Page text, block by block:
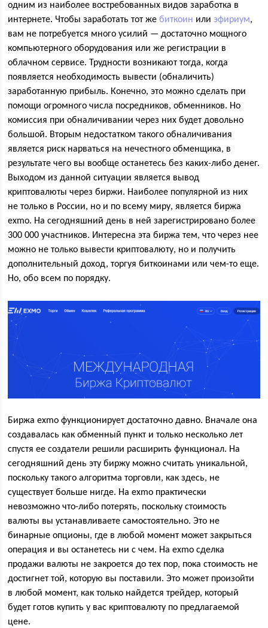
одним из наиболее востребованных видов заработка в
интернете. Чтобы заработать тот жебиткоин илиэфириум,
вам не потребуется много усилий — достаточно мощного
компьютерного оборудования или же регистрации в
облачном сервисе. Трудности возникают тогда, когда
появляется необходимость вывести (обналичить)
заработанную прибыль. Конечно, это можно сделать при
помощи огромного числа посредников, обменников. Но
комиссия при обналичивании через них будет довольно
большой. Вторым недостатком такого обналичивания
является риск нарваться на нечестного обменщика, в
результате чего вы вообще останетесь без каких-либо денег.
Выходом из данной ситуации является вывод
криптовалюты через биржи. Наиболее популярной из них
не только в России, но и по всему миру, является биржа
exmo. На сегодняшний день в ней зарегистрировано более
300 000 участников. Интересна эта биржа тем, что через нее
можно не только вывести криптовалюту, но и получить
дополнительный доход, торгуя биткоинами или чем-то еще.
Но, обо всем по порядку.
Биржа exmo функционирует достаточно давно. Вначале она
создавалась как обменный пункт и только несколько лет
спустя ее создатели решили расширить функционал. На
сегодняшний день эту биржу можно считать уникальной,
поскольку такого алгоритма торговли, как здесь, не
существует больше нигде. На exmo практически
невозможно что-либо потерять, поскольку стоимость
валюты вы устанавливаете самостоятельно. Это не
бинарные опционы, где в любой момент может закрыться
операция и вы останетесь ни с чем. На exmo сделка
продажи валюты не закроется до тех пор, пока стоимость не
достигнет той, которую вы поставили. Это может произойти
в любой момент, как только найдется трейдер, который
будет готов купить у вас криптовалюту по предлагаемой
цене.